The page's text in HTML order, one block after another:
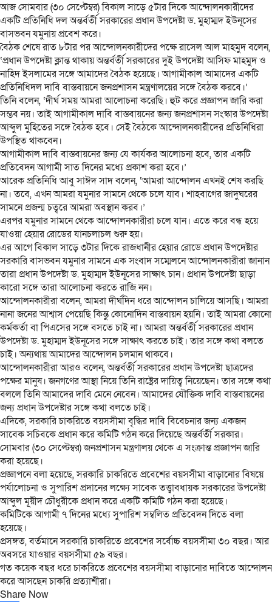
আজ সোমবার (৩০ সেপ্টেম্বর) বিকাল সাড়ে ৫টার দিকে আন্দোলনকারীদের
একটি প্রতিনিধি দল অন্তর্বর্তী সরকারের প্রধান উপদেষ্টা ড. মুহাম্মদ ইউনূসের
বাসভবন যমুনায় প্রবেশ করে।
বৈঠক শেষে রাত ৮টার পর আন্দোলনকারীদের পক্ষে রাসেল আল মাহমুদ বলেন,
‘প্রধান উপদেষ্টা ক্লান্ত থাকায় অন্তর্বর্তী সরকারের দুই উপদেষ্টা আসিফ মাহমুদ ও
নাহিদ ইসলামের সঙ্গে আমাদের বৈঠক হয়েছে। আগামীকাল আমাদের একটি
প্রতিনিধিদল দাবি বাস্তবায়নে জনপ্রশাসন মন্ত্রণালয়ের সঙ্গে বৈঠক করবে।’
তিনি বলেন, ‘দীর্ঘ সময় আমরা আলোচনা করেছি। হুট করে প্রজ্ঞাপন জারি করা
সম্ভব নয়। তাই আগামীকাল দাবি বাস্তবায়নের জন্য জনপ্রশাসন সংস্কার উপদেষ্টা
আব্দুল মুহিতের সঙ্গে বৈঠক হবে। সেই বৈঠকে আন্দোলনকারীদের প্রতিনিধিরা
উপস্থিত থাকবেন।
আগামীকাল দাবি বাস্তবায়নের জন্য যে কার্যকর আলোচনা হবে, তার একটি
প্রতিবেদন আগামী সাত দিনের মধ্যে প্রকাশ করা হবে।’
আরেক প্রতিনিধি আবু সাঈদ সাদ বলেন, ‘আমরা আন্দোলন এখনই শেষ করছি
না। তবে, এখন আমরা যমুনার সামনে থেকে চলে যাব। শাহবাগের জাদুঘরের
সামনে প্রজন্ম চত্বরে আমরা অবস্থান করব।’
এরপর যমুনার সামনে থেকে আন্দোলনকারীরা চলে যান। এতে করে বন্ধ হয়ে
যাওয়া হেয়ার রোডের যানচলাচল শুরু হয়।
এর আগে বিকাল সাড়ে ৩টার দিকে রাজধানীর হেয়ার রোডে প্রধান উপদেষ্টার
সরকারি বাসভবন যমুনার সামনে এক সংবাদ সম্মেলনে আন্দোলনকারীরা জানান
তারা প্রধান উপদেষ্টা ড. মুহাম্মদ ইউনূসের সাক্ষাৎ চান। প্রধান উপদেষ্টা ছাড়া
কারো সঙ্গে তারা আলোচনা করতে রাজি নন।
আন্দোলনকারীরা বলেন, আমরা দীর্ঘদিন ধরে আন্দোলন চালিয়ে আসছি। আমরা
নানা জনের আশ্বাস পেয়েছি কিন্তু কোনোদিন বাস্তবায়ন হয়নি। তাই আমরা কোনো
কর্মকর্তা বা পিএসের সঙ্গে বসতে চাই না। আমরা অন্তর্বর্তী সরকারের প্রধান
উপদেষ্টা ড. মুহাম্মদ ইউনূসের সঙ্গে সাক্ষাৎ করতে চাই। তার সঙ্গে কথা বলতে
চাই। অন্যথায় আমাদের আন্দোলন চলমান থাকবে।
আন্দোলনকারীরা আরও বলেন, অন্তর্বর্তী সরকারের প্রধান উপদেষ্টা ছাত্রদের
পক্ষের মানুষ। জনগণের আস্থা নিয়ে তিনি রাষ্ট্রের দায়িত্ব নিয়েছেন। তার সঙ্গে কথা
বললে তিনি আমাদের দাবি মেনে নেবেন। আমাদের যৌক্তিক দাবি বাস্তবায়নের
জন্য প্রধান উপদেষ্টার সঙ্গে কথা বলতে চাই।
এদিকে, সরকারি চাকরিতে বয়সসীমা বৃদ্ধির দাবি বিবেচনার জন্য একজন
সাবেক সচিবকে প্রধান করে কমিটি গঠন করে দিয়েছে অন্তর্বর্তী সরকার।
সোমবার (৩০ সেপ্টেম্বর) জনপ্রশাসন মন্ত্রণালয় থেকে এ সংক্রান্ত প্রজ্ঞাপন জারি
করা হয়েছে।
প্রজ্ঞাপনে বলা হয়েছে, সরকারি চাকরিতে প্রবেশের বয়সসীমা বাড়ানোর বিষয়ে
পর্যালোচনা ও সুপারিশ প্রদানের লক্ষ্যে সাবেক তত্ত্বাবধায়ক সরকারের উপদেষ্টা
আব্দুল মূয়ীদ চৌধুরীকে প্রধান করে একটি কমিটি গঠন করা হয়েছে।
কমিটিকে আগামী ৭ দিনের মধ্যে সুপারিশ সম্বলিত প্রতিবেদন দিতে বলা
হয়েছে।
প্রসঙ্গত, বর্তমানে সরকারি চাকরিতে প্রবেশের সর্বোচ্চ বয়সসীমা ৩০ বছর। আর
অবসরে যাওয়ার বয়সসীমা ৫৯ বছর।
গত কয়েক বছর ধরে চাকরিতে প্রবেশের বয়সসীমা বাড়ানোর দাবিতে আন্দোলন
করে আসছেন চাকরি প্রত্যাশীরা।
Share Now